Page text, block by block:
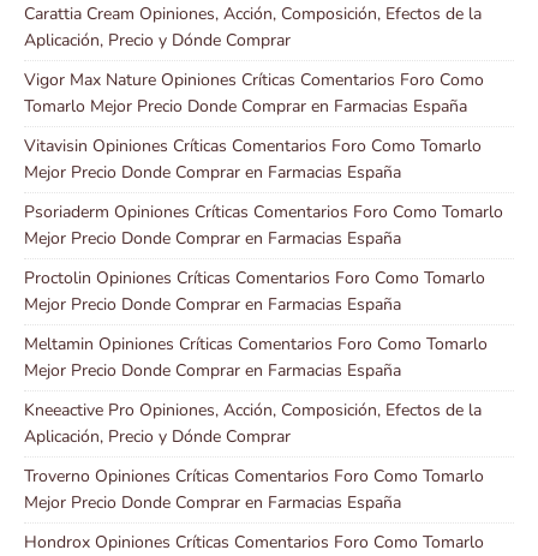
Carattia Cream Opiniones, Acción, Composición, Efectos de la
Aplicación, Precio y Dónde Comprar
Vigor Max Nature Opiniones Críticas Comentarios Foro Como
Tomarlo Mejor Precio Donde Comprar en Farmacias España
Vitavisin Opiniones Críticas Comentarios Foro Como Tomarlo
Mejor Precio Donde Comprar en Farmacias España
Psoriaderm Opiniones Críticas Comentarios Foro Como Tomarlo
Mejor Precio Donde Comprar en Farmacias España
Proctolin Opiniones Críticas Comentarios Foro Como Tomarlo
Mejor Precio Donde Comprar en Farmacias España
Meltamin Opiniones Críticas Comentarios Foro Como Tomarlo
Mejor Precio Donde Comprar en Farmacias España
Kneeactive Pro Opiniones, Acción, Composición, Efectos de la
Aplicación, Precio y Dónde Comprar
Troverno Opiniones Críticas Comentarios Foro Como Tomarlo
Mejor Precio Donde Comprar en Farmacias España
Hondrox Opiniones Críticas Comentarios Foro Como Tomarlo